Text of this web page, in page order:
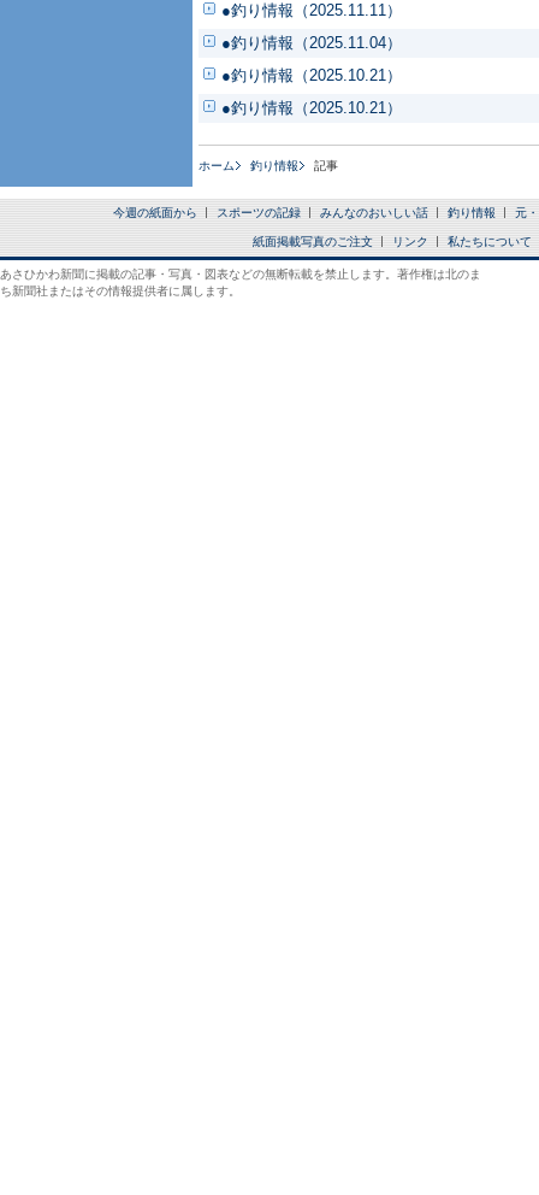
●釣り情報（2025.11.11）
●釣り情報（2025.11.04）
●釣り情報（2025.10.21）
●釣り情報（2025.10.21）
ホーム 釣り情報 記事
今週の紙面から スポーツの記録 みんなのおいしい話 釣り情報 元
紙面掲載写真のご注文 リンク 私たちについて
あさひかわ新聞に掲載の記事・写真・図表などの無断転載を禁止します。著作権は北のま
ち新聞社またはその情報提供者に属します。